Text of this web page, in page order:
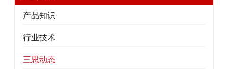
产品知识
行业技术
三思动态